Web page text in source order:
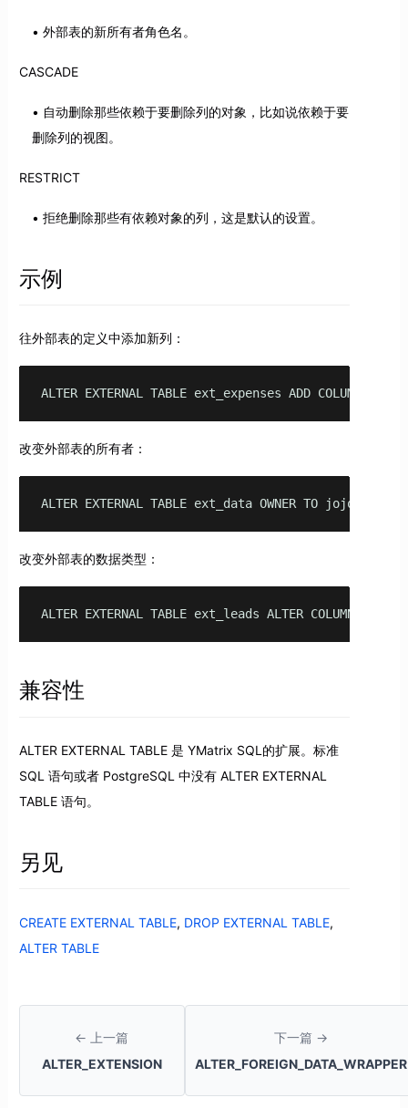
外部表的新所有者角色名。
CASCADE
自动删除那些依赖于要删除列的对象，比如说依赖于要
删除列的视图。
RESTRICT
拒绝删除那些有依赖对象的列，这是默认的设置。
示例
往外部表的定义中添加新列：
ALTER EXTERNAL TABLE ext_expenses ADD COLUMN
改变外部表的所有者：
ALTER EXTERNAL TABLE ext_data OWNER TO jojo;
改变外部表的数据类型：
ALTER EXTERNAL TABLE ext_leads ALTER COLUMN
兼容性
ALTER EXTERNAL TABLE 是 YMatrix SQL的扩展。标准
SQL 语句或者 PostgreSQL 中没有 ALTER EXTERNAL
TABLE 语句。
另见
CREATE EXTERNAL TABLE, DROP EXTERNAL TABLE,
ALTER TABLE
← 上一篇
ALTER_EXTENSION
下一篇 →
ALTER_FOREIGN_DATA_WRAPPER